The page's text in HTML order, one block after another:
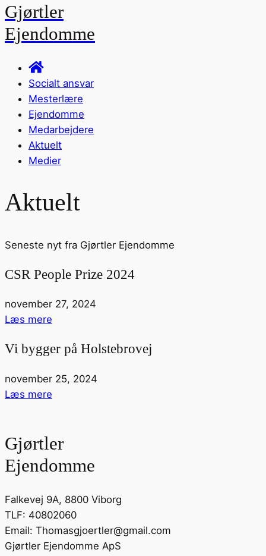
Gjørtler
Ejendomme
Socialt ansvar
Mesterlære
Ejendomme
Medarbejdere
Aktuelt
Medier
Aktuelt
Seneste nyt fra Gjørtler Ejendomme
CSR People Prize 2024
november 27, 2024
Læs mere
Vi bygger på Holstebrovej
november 25, 2024
Læs mere
Gjørtler
Ejendomme
Falkevej 9A, 8800 Viborg
TLF: 40802060
Email: Thomasgjoertler@gmail.com
Gjørtler Ejendomme ApS